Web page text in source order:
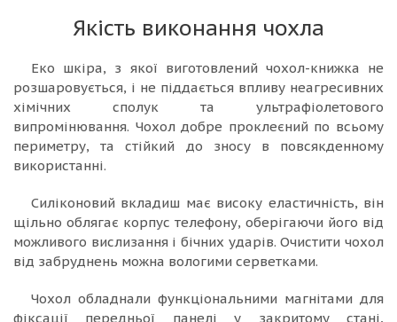
Якість виконання чохла
Еко шкіра, з якої виготовлений чохол-книжка не
розшаровується, і не піддається впливу неагресивних
хімічних сполук та ультрафіолетового
випромінювання. Чохол добре проклеєний по всьому
периметру, та стійкий до зносу в повсякденному
використанні.
Силіконовий вкладиш має високу еластичність, він
щільно облягає корпус телефону, оберігаючи його від
можливого вислизання і бічних ударів. Очистити чохол
від забруднень можна вологими серветками.
Чохол обладнали функціональними магнітами для
фіксації передньої панелі у закритому стані,